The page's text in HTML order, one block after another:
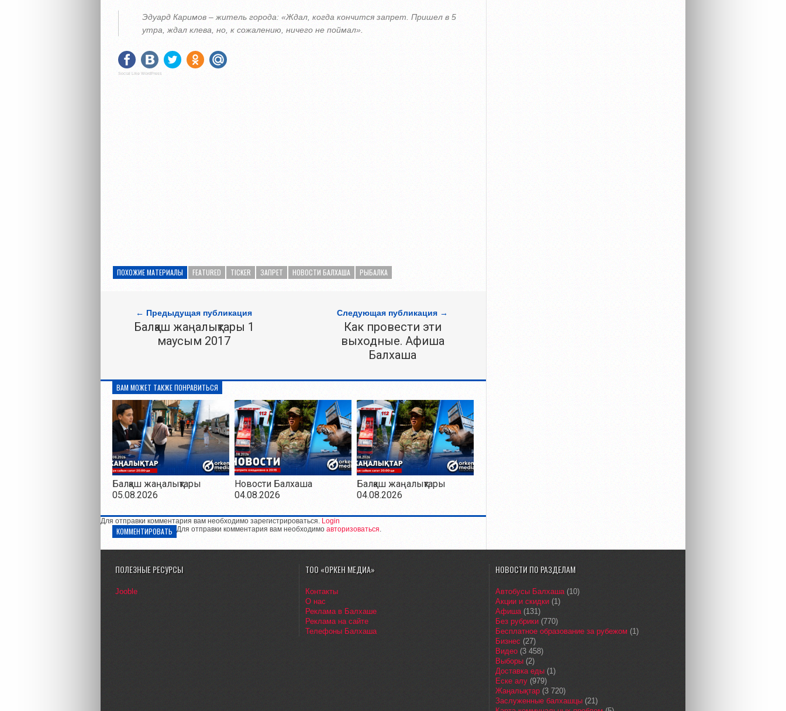
Эдуард Каримов – житель города: «Ждал, когда кончится запрет. Пришел в 5
утра, ждал клева, но, к сожалению, ничего не поймал».
Social Like WordPress
ПОХОЖИЕ МАТЕРИАЛЫ FEATURED TICKER ЗАПРЕТ НОВОСТИ БАЛХАША РЫБАЛКА
← Предыдущая публикация
Балқаш жаңалықтары 1
маусым 2017
Следующая публикация →
Как провести эти
выходные. Афиша
Балхаша
ВАМ МОЖЕТ ТАКЖЕ ПОНРАВИТЬСЯ
Балқаш жаңалықтары
05.08.2026
Новости Балхаша
04.08.2026
Балқаш жаңалықтары
04.08.2026
Для отправки комментария вам необходимо зарегистрироваться. Login
КОММЕНТИРОВАТЬ Для отправки комментария вам необходимо авторизоваться.
ПОЛЕЗНЫЕ РЕСУРСЫ
Jooble
ТОО «ОРКЕН МЕДИА»
Контакты
О нас
Реклама в Балхаше
Реклама на сайте
Телефоны Балхаша
НОВОСТИ ПО РАЗДЕЛАМ
Автобусы Балхаша(10)
Акции и скидки (1)
Афиша(131)
Без рубрики (770)
Бесплатное образование за рубежом (1)
Бизнес (27)
Видео (3 458)
Выборы (2)
Доставка еды (1)
Еске алу (979)
Жаңалықтар (3 720)
Заслуженные балхашцы (21)